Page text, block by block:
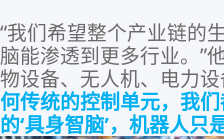
“我们希望整个产业链的
脑能渗透到更多行业。 ”
物设备、无人机、电力
何传统的控制单元，我
的‘具身智脑’， 机器人只